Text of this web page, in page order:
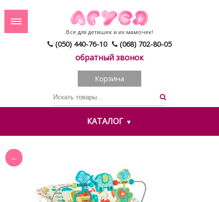
(050) 440-76-10 (068) 702-80-05
обратный звонок
Все для детишек и их мамочек!
Корзина
КАТАЛОГ